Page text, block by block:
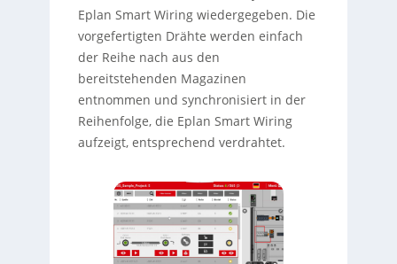
Eplan Smart Wiring wiedergegeben. Die
vorgefertigten Drähte werden einfach
der Reihe nach aus den
bereitstehenden Magazinen
entnommen und synchronisiert in der
Reihenfolge, die Eplan Smart Wiring
aufzeigt, entsprechend verdrahtet.